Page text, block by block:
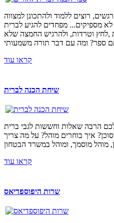
רוצים ללמוד ולהתכונן למצווה
מספיקים... מפחדים להגיע לברית
,לחץ וטרדות, ולהרגיש החמצה שלא
קראו עוד
שיחת הכנה לברית
הרבה שאלות וחששות לגבי ברית
איך בוחרים מוהל? על מה צריך
קראו עוד
שרות היפוספדיאס